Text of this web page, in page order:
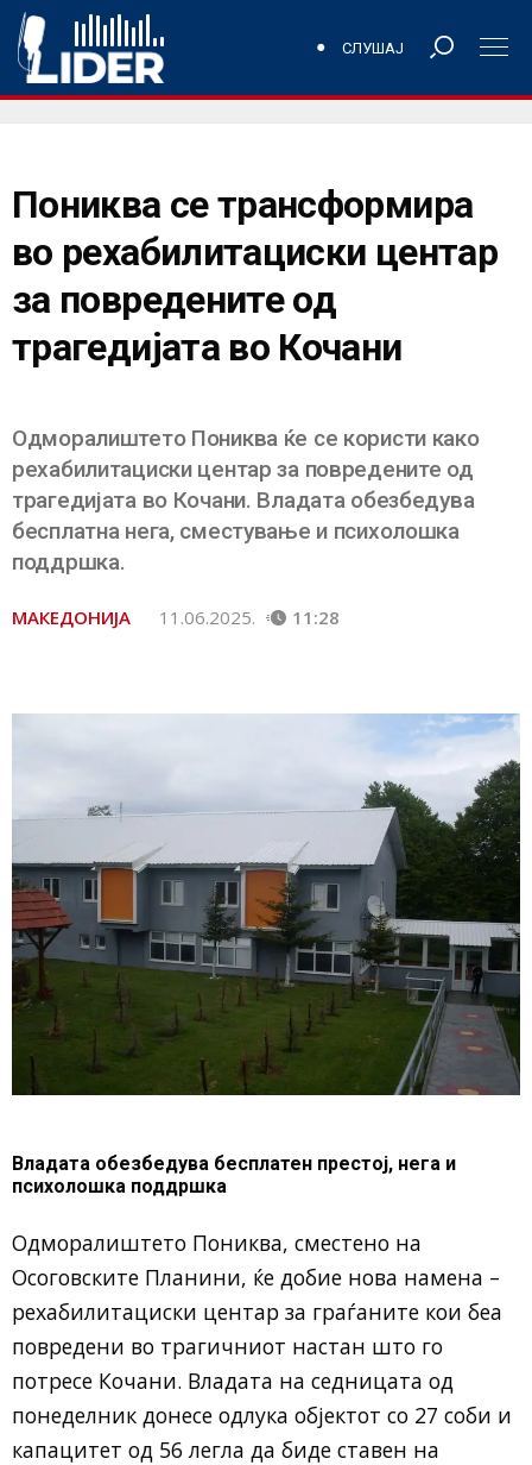
СЛУШАЈ
Пониква се трансформира
во рехабилитациски центар
за повредените од
трагедијата во Кочани
Одморалиштето Пониква ќе се користи како
рехабилитациски центар за повредените од
трагедијата во Кочани. Владата обезбедува
бесплатна нега, сместување и психолошка
поддршка.
МАКЕДОНИЈА 11.06.2025. 11:28
Владата обезбедува бесплатен престој, нега и
психолошка поддршка
Одморалиштето Пониква, сместено на
Осоговските Планини, ќе добие нова намена –
рехабилитациски центар за граѓаните кои беа
повредени во трагичниот настан што го
потресе Кочани. Владата на седницата од
понеделник донесе одлука објектот со 27 соби и
капацитет од 56 легла да биде ставен на